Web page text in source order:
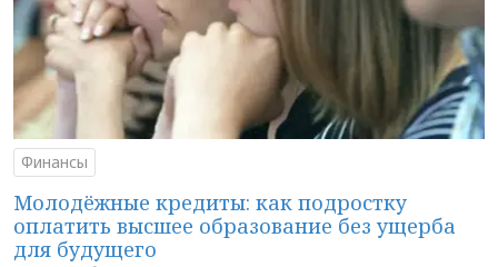
Финансы
Молодёжные кредиты: как подростку
оплатить высшее образование без ущерба
для будущего